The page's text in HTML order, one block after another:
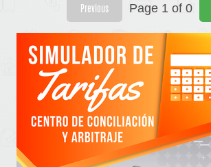
Previous Page 1 of 0